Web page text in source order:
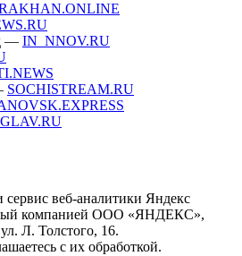
— IN_NNOV.RU
SOCHISTREAM.RU
сервис веб-аналитики Яндекс
компанией ООО «ЯНДЕКС»,
Л. Толстого, 16.
с их обработкой.